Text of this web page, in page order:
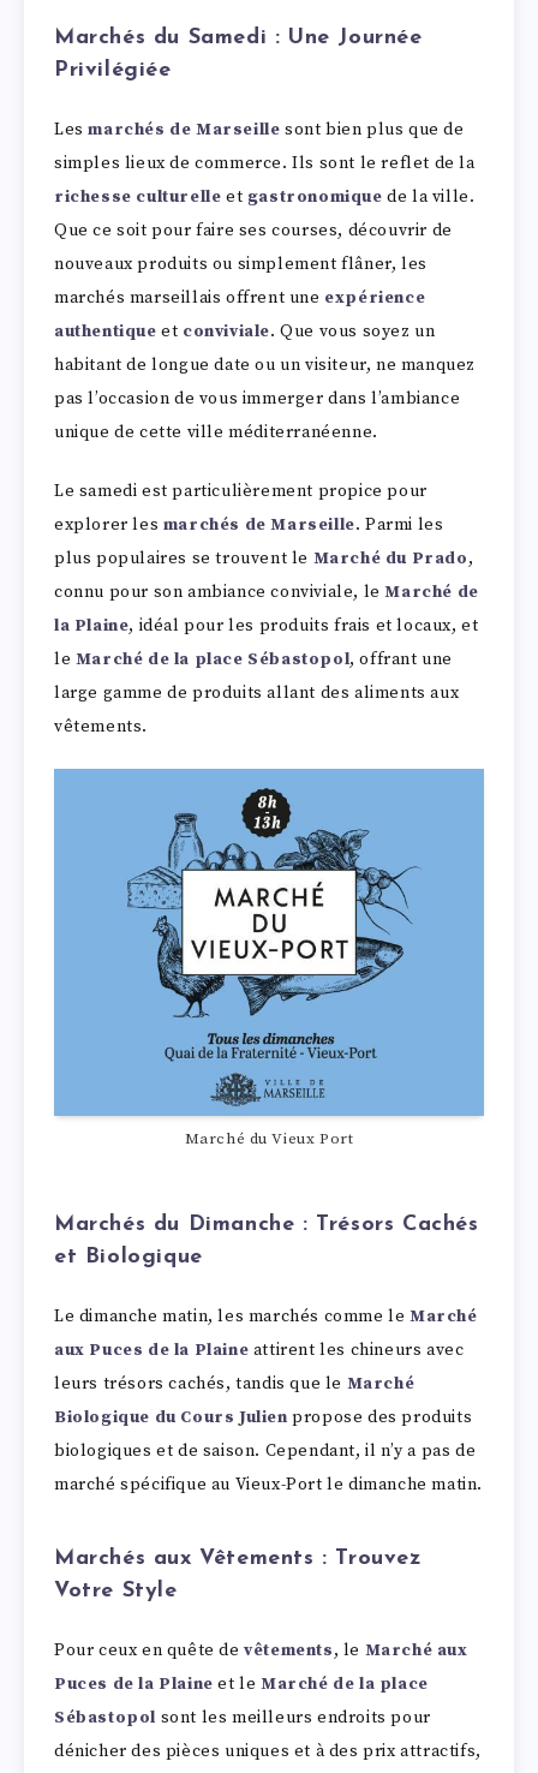
Marchés du Samedi : Une Journée
Privilégiée
Lesmarchés de Marseille sont bien plus que de
simples lieux de commerce. Ils sont le reflet de la
richesse culturelle et gastronomique de la ville.
Que ce soit pour faire ses courses, découvrir de
nouveaux produits ou simplement flâner, les
marchés marseillais offrent une expérience
authentique et conviviale. Que vous soyez un
habitant de longue date ou un visiteur, ne manquez
pas l’occasion de vous immerger dans l’ambiance
unique de cette ville méditerranéenne.
Le samedi est particulièrement propice pour
explorer les marchés de Marseille. Parmi les
plus populaires se trouvent le Marché du Prado,
connu pour son ambiance conviviale, leMarché de
la Plaine, idéal pour les produits frais et locaux, et
le Marché de la place Sébastopol, offrant une
large gamme de produits allant des aliments aux
vêtements.
Marché du Vieux Port
Marchés du Dimanche : Trésors Cachés
et Biologique
Le dimanche matin, les marchés comme le Marché
aux Puces de la Plaine attirent les chineurs avec
leurs trésors cachés, tandis que le Marché
Biologique du Cours Julien propose des produits
biologiques et de saison. Cependant, il n’y a pas de
marché spécifique au Vieux-Port le dimanche matin.
Marchés aux Vêtements : Trouvez
Votre Style
Pour ceux en quête devêtements, le Marché aux
Puces de la Plaine et leMarché de la place
Sébastopol sont les meilleurs endroits pour
dénicher des pièces uniques et à des prix attractifs,